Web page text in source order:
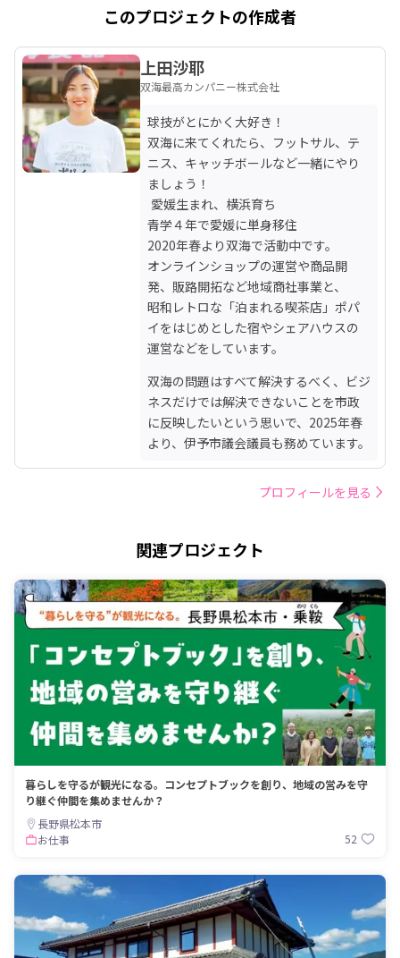
このプロジェクトの作成者
上田沙耶
双海最高カンパニー株式会社
球技がとにかく大好き！
双海に来てくれたら、フットサル、テ
ニス、キャッチボールなど一緒にやり
ましょう！
青学４年で愛媛に単身移住
2020年春より双海で活動中です。
オンラインショップの運営や商品開
発、販路開拓など地域商社事業と、
昭和レトロな「泊まれる喫茶店」ポパ
イをはじめとした宿やシェアハウスの
運営などをしています。
双海の問題はすべて解決するべく、ビジ
ネスだけでは解決できないことを市政
に反映したいという思いで、2025年春
より、伊予市議会議員も務めています。
プロフィールを見る
関連プロジェクト
暮らしを守るが観光になる。コンセプトブックを創り、地域の営みを守
り継ぐ仲間を集めませんか？
長野県松本市
お仕事
52